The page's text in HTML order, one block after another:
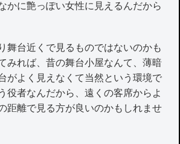
かに艶っぽい女性に見えるんだから
舞台近くで見るものではないのかも
みれば、昔の舞台小屋なんて、薄暗
がよく見えなくて当然という環境で
役者なんだから、遠くの客席からよ
距離で見る方が良いのかもしれませ